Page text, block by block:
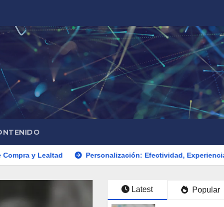
Personalización: Efectividad, Experiencia del Cliente y
Latest Popular